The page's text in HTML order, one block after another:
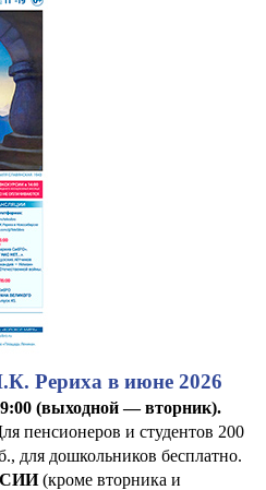
Рериха в июне 2026
(выходной — вторник).
пенсионеров и студентов 200
для дошкольников бесплатно.
(кроме вторника и